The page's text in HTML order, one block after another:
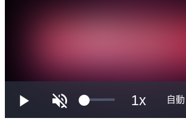
大公文匯